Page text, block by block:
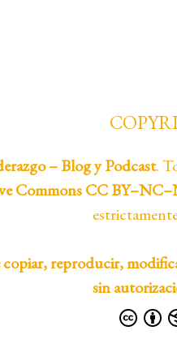
– Blog y Podcast.
Commons CC
copiar, reproducir,
sin